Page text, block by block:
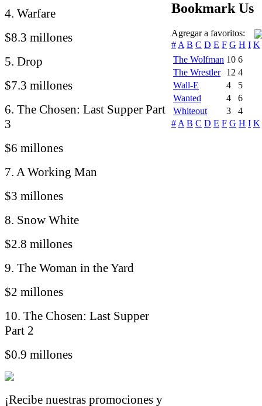
4. Warfare
$8.3 millones
5. Drop
$7.3 millones
6. The Chosen: Last Supper Part
3
$6 millones
7. A Working Man
$3 millones
8. Snow White
$2.8 millones
9. The Woman in the Yard
$2 millones
10. The Chosen: Last Supper
Part 2
$0.9 millones
¡Recibe nuestras promociones y
Bookmark Us
Agregar a favoritos:
# A B C D E F G H I K
The Wolfman 10 6
The Wrestler
12 4
Wall-E
4
5
Wanted
4
6
Whiteout
3
4
# A B C D E F G H I K